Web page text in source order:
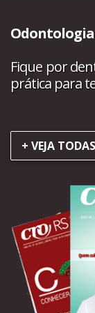
Odontologia
Fique por
prática para
+ VEJA